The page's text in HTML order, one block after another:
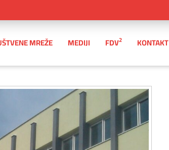
MREŽE MEDIJI FDV2 KONTAKT